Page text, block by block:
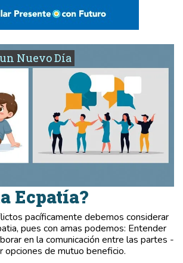
Nuevo Día
Ecpatía?
pacíficamente debemos considerar
pues con amas podemos: Entender
en la comunicación entre las partes -
opciones de mutuo beneficio.